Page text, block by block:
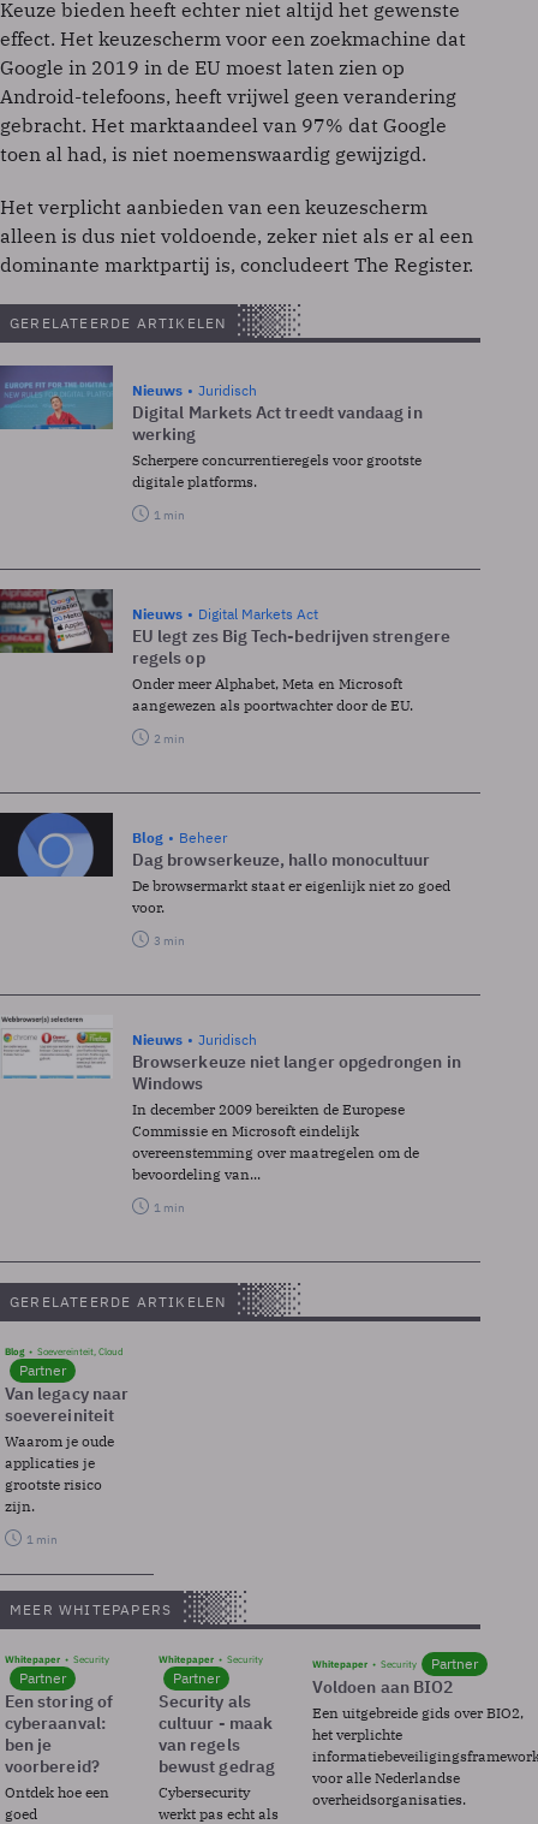
Keuze bieden heeft echter niet altijd het gewenste
effect. Het keuzescherm voor een zoekmachine dat
Google in 2019 in de EU moest laten zien op
Android-telefoons, heeft vrijwel geen verandering
gebracht. Het marktaandeel van 97% dat Google
toen al had, is niet noemenswaardig gewijzigd.
Het verplicht aanbieden van een keuzescherm
alleen is dus niet voldoende, zeker niet als er al een
dominante marktpartij is, concludeert The Register.
GERELATEERDE ARTIKELEN
Nieuws Juridisch
Digital Markets Act treedt vandaag in
werking
Scherpere concurrentieregels voor grootste
digitale platforms.
1 min
Nieuws Digital Markets Act
EU legt zes Big Tech-bedrijven strengere
regels op
Onder meer Alphabet, Meta en Microsoft
aangewezen als poortwachter door de EU.
2 min
Blog Beheer
Dag browserkeuze, hallo monocultuur
De browsermarkt staat er eigenlijk niet zo goed
voor.
3 min
Nieuws Juridisch
Browserkeuze niet langer opgedrongen in
Windows
In december 2009 bereikten de Europese
Commissie en Microsoft eindelijk
overeenstemming over maatregelen om de
bevoordeling van...
1 min
GERELATEERDE ARTIKELEN
Blog Soevereinteit, Cloud
Partner
Van legacy naar
soevereiniteit
Waarom je oude
applicaties je
grootste risico
zijn.
1 min
MEER WHITEPAPERS
Whitepaper Security
Partner
Een storing of
cyberaanval:
ben je
voorbereid?
Ontdek hoe een
goed
Whitepaper Security
Partner
Security als
cultuur - maak
van regels
bewust gedrag
Cybersecurity
werkt pas echt als
Whitepaper Security Partner
Voldoen aan BIO2
Een uitgebreide gids over BIO2,
het verplichte
voor alle Nederlandse
overheidsorganisaties.